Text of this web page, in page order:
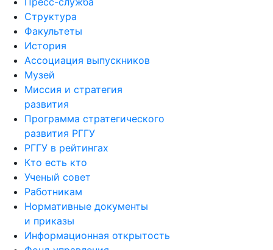
Структура
Факультеты
История
Ассоциация выпускников
Музей
Миссия и стратегия
развития
Программа стратегического
развития РГГУ
РГГУ в рейтингах
Кто есть кто
Ученый совет
Работникам
Нормативные документы
и приказы
Информационная открытость